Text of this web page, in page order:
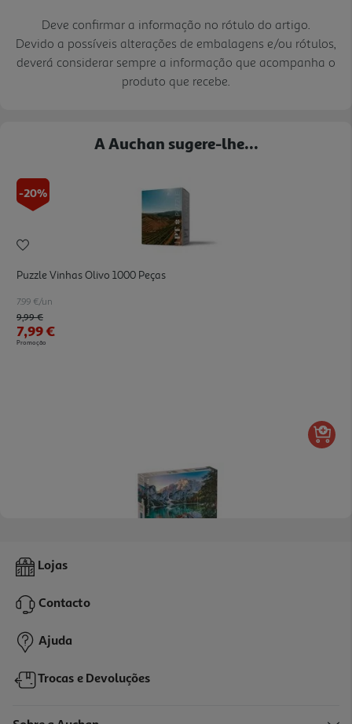
Deve confirmar a informação no rótulo do artigo.
Devido a possíveis alterações de embalagens e/ou rótulos,
deverá considerar sempre a informação que acompanha o
produto que recebe.
A Auchan sugere-lhe...
-20%
Puzzle Vinhas Olivo 1000 Peças
7.99 €/un
Price reduced from
9,99 €to
7,99 €
Promoção
Puzzle Clementoni Lake Braies 1000 Peças
12,99 €
Lojas
Contacto
Ajuda
Trocas e Devoluções